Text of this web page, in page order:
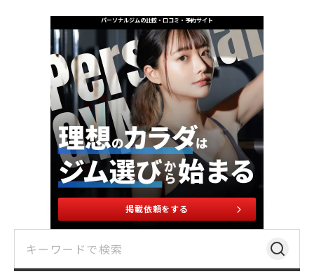
パーソナルジムの比較・口コミ・予約サイト
掲載依頼をする